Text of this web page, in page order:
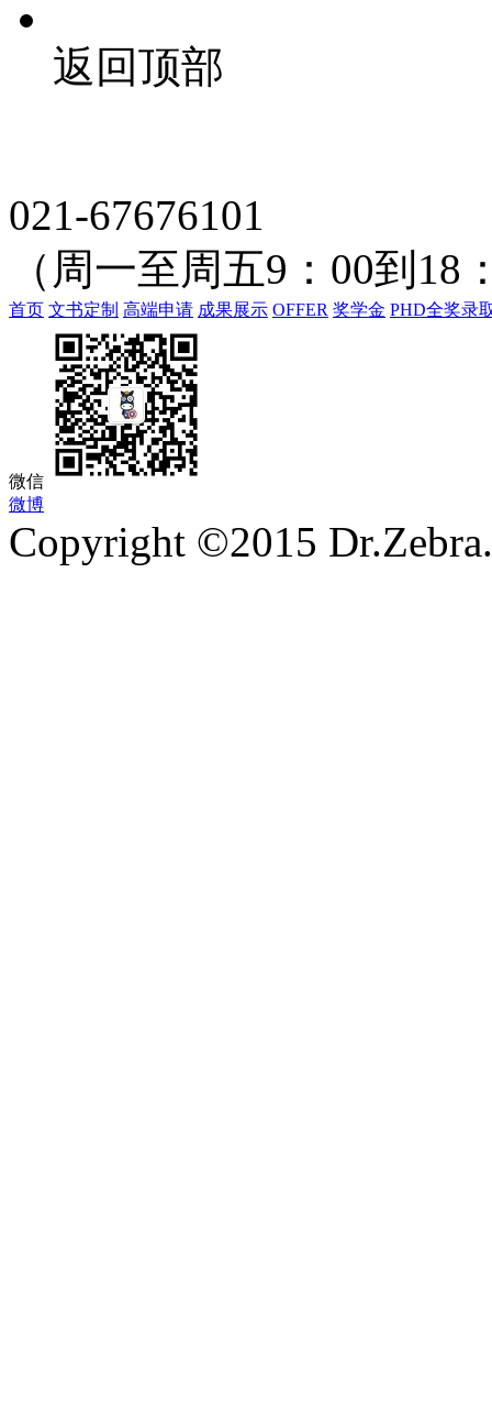
返回顶部
021-67676101
（周一至周五9：00到18
首页 文书定制 高端申请 成果展示 OFFER 奖学金 PHD全奖录
微信
微博
Copyright ©2015